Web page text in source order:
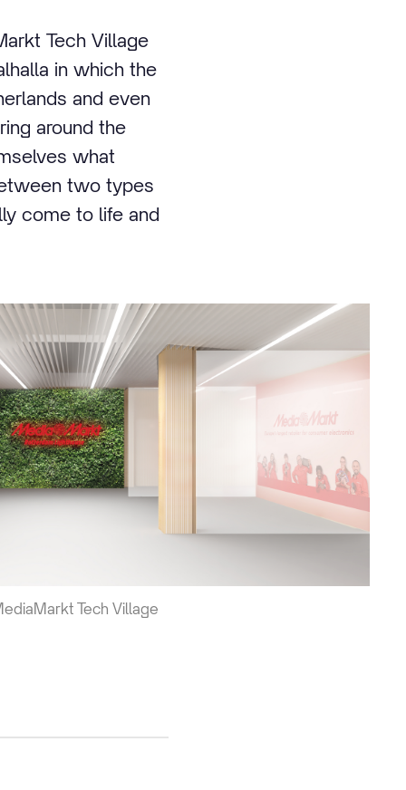
Tech Village
in which the
and even
around the
what
two types
come to life and
Tech Village